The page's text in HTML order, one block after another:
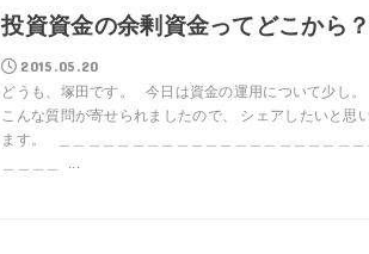
投資資金の余剰資金ってどこから
2015.05.20
どうも、塚田です。 今日は資金の運用について少し
こんな質問が寄せられましたので、 シェアしたいと思
ます。 ＿＿＿＿＿＿＿＿＿＿＿＿＿＿＿＿＿＿＿＿＿